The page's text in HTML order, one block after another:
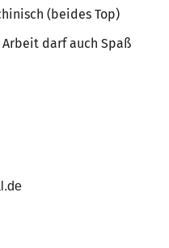
(beides Top)
darf auch Spaß